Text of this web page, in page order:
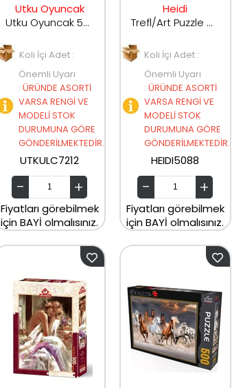
Utku Oyuncak
Utku Oyuncak 500 Parça Tavus Kuşu Puzzle LC7212
Koli İçi Adet :
Önemli Uyarı
: ÜRÜNDE ASORTİ
VARSA RENGİ VE
MODELİ STOK
DURUMUNA GÖRE
GÖNDERİLMEKTEDİR.
UTKULC7212
Fiyatları görebilmek
için BAYİ olmalısınız.
Heidi
Trefl/Art Puzzle Cellist 500 Parça
Koli İçi Adet :
Önemli Uyarı
: ÜRÜNDE ASORTİ
VARSA RENGİ VE
MODELİ STOK
DURUMUNA GÖRE
GÖNDERİLMEKTEDİR.
HEIDI5088
Fiyatları görebilmek
için BAYİ olmalısınız.